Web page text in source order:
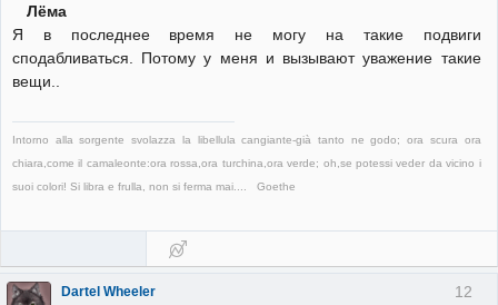
Лёма
Я в последнее время не могу на такие подвиги
сподабливаться. Потому у меня и вызывают уважение такие
вещи..
Intorno alla sorgente svolazza la libellula cangiante-già tanto ne godo; ora scura ora
chiara,come il camaleonte:ora rossa,ora turchina,ora verde; oh,se potessi veder da vicino i
suoi colori! Si libra e frulla, non si ferma mai.... Goethe
12
Dartel Wheeler